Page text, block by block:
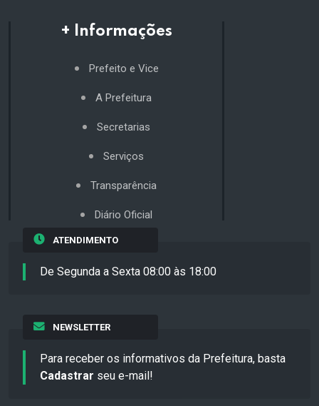
+ Informações
Prefeito e Vice
A Prefeitura
Secretarias
Serviços
Transparência
Diário Oficial
ATENDIMENTO
De Segunda a Sexta 08:00 às 18:00
NEWSLETTER
Para receber os informativos da Prefeitura, basta
Cadastrar seu e-mail!